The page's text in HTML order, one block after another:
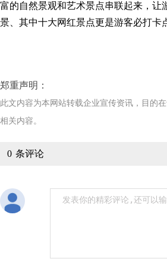
富的自然景观和艺术景点串联起来，
景、其中十大网红景点更是游客必打
郑重声明：
此文内容为本网站转载企业宣传资讯，目的
相关内容。
0 条评论